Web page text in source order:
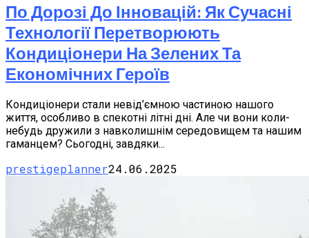
По Дорозі До Інновацій: Як Сучасні
Технології Перетворюють
Кондиціонери На Зелених Та
Економічних Героїв
Кондиціонери стали невід’ємною частиною нашого
життя, особливо в спекотні літні дні. Але чи вони коли-
небудь дружили з навколишнім середовищем та нашим
гаманцем? Сьогодні, завдяки...
prestigeplanner24.06.2025